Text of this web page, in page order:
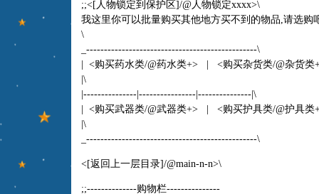
;;<[人物锁定到保护区]/@人物锁定xxxx>\
我这里你可以批量购买其他地方买不到的物品,请选购
\
_------------------------------------------------\
| <购买药水类/@药水类+> | <购买杂货类/@杂货
|\
|---------------|----------------|---------------|\
| <购买武器类/@武器类+> | <购买护具类/@护具
|\
_------------------------------------------------\
<[返回上一层目录]/@main-n-n>\
;;--------------购物栏---------------